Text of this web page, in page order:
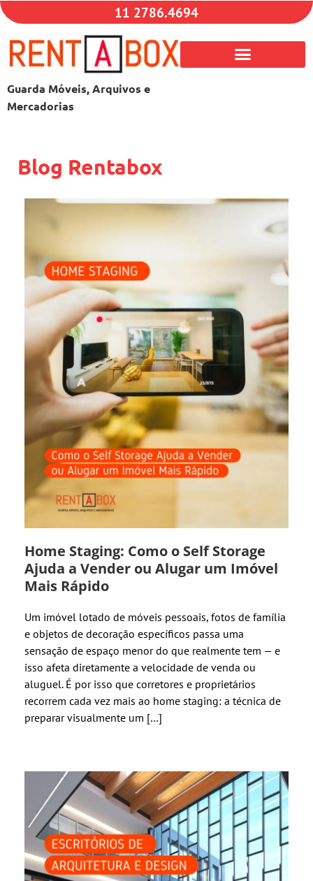
11 2786.4694
Guarda Móveis, Arquivos e
Mercadorias
Blog Rentabox
Home Staging: Como o Self Storage
Ajuda a Vender ou Alugar um Imóvel
Mais Rápido
Um imóvel lotado de móveis pessoais, fotos de família
e objetos de decoração específicos passa uma
sensação de espaço menor do que realmente tem — e
isso afeta diretamente a velocidade de venda ou
aluguel. É por isso que corretores e proprietários
recorrem cada vez mais ao home staging: a técnica de
preparar visualmente um […]